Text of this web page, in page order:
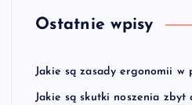
Ostatnie wpisy
Jakie są zasady ergonomii w
Jakie są skutki noszenia zbyt